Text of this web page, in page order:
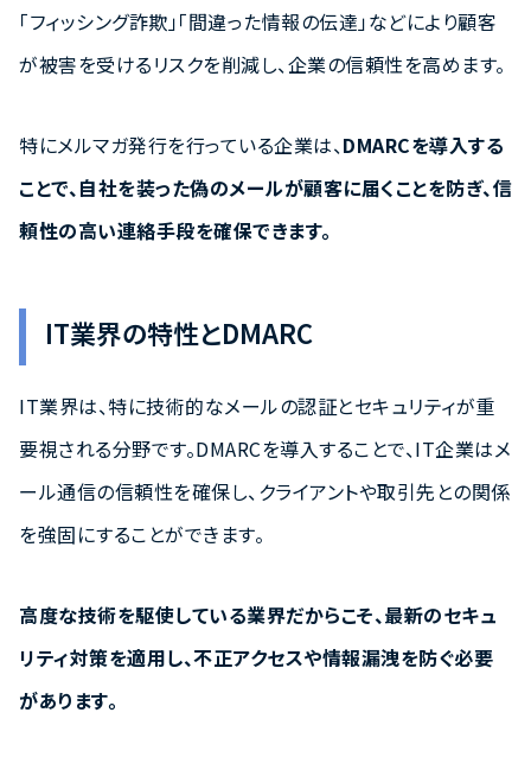
「フィッシング詐欺」「間違った情報の伝達」などにより顧客
が被害を受けるリスクを削減し、企業の信頼性を高めます。
特にメルマガ発行を行っている企業は、DMARCを導入する
ことで、自社を装った偽のメールが顧客に届くことを防ぎ、信
頼性の高い連絡手段を確保できます。
IT業界の特性とDMARC
IT業界は、特に技術的なメールの認証とセキュリティが重
要視される分野です。DMARCを導入することで、IT企業はメ
ール通信の信頼性を確保し、クライアントや取引先との関係
を強固にすることができます。
高度な技術を駆使している業界だからこそ、最新のセキュ
リティ対策を適用し、不正アクセスや情報漏洩を防ぐ必要
があります。